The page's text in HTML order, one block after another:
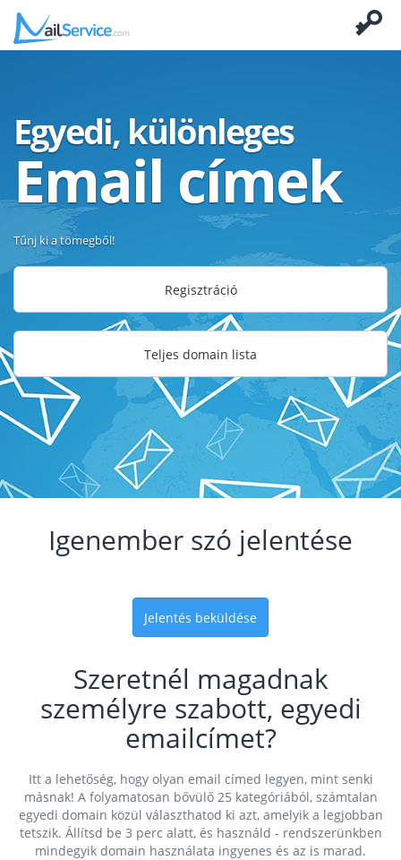
Egyedi, különleges
Email címek
Tűnj ki a tömegből!
Regisztráció
Teljes domain lista
Igenember szó jelentése
Jelentés beküldése
Szeretnél magadnak
személyre szabott, egyedi
emailcímet?
Itt a lehetőség, hogy olyan email címed legyen, mint senki
másnak! A folyamatosan bővülő 25 kategóriából, számtalan
egyedi domain közül választhatod ki azt, amelyik a legjobban
tetszik. Állítsd be 3 perc alatt, és használd - rendszerünkben
mindegyik domain használata ingyenes és az is marad.